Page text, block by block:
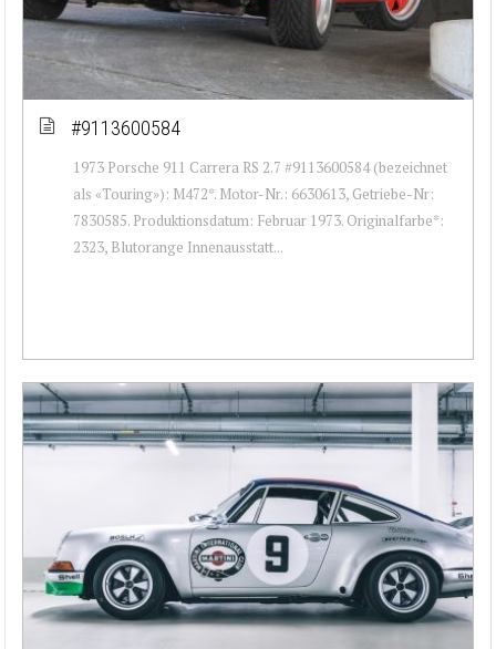
#9113600584
1973 Porsche 911 Carrera RS 2.7 #9113600584 (bezeichnet
als «Touring»): M472*. Motor-Nr.: 6630613, Getriebe-Nr:
7830585. Produktionsdatum: Februar 1973. Originalfarbe*:
2323, Blutorange Innenausstatt...